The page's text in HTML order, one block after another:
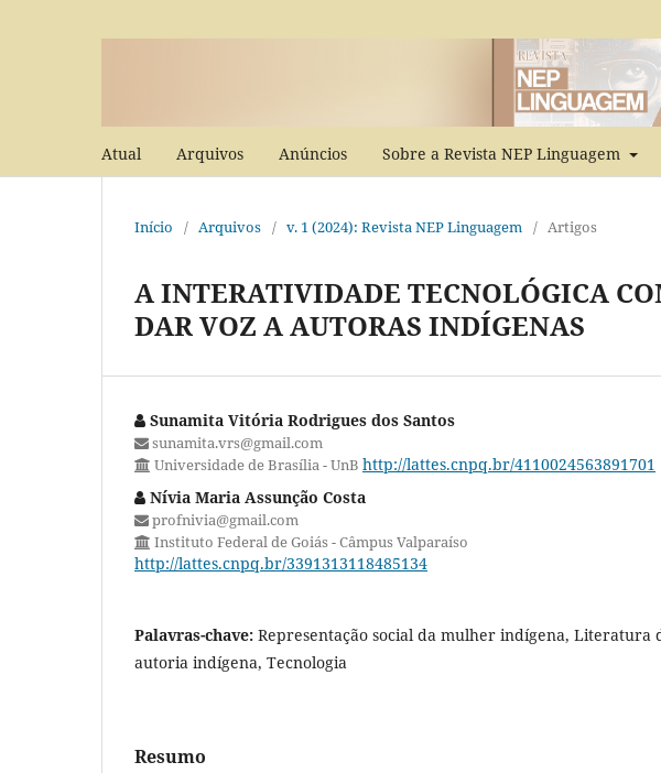
Atual Arquivos Anúncios Sobre a Revista NEP Linguagem
Início / Arquivos / v. 1 (2024): Revista NEP Linguagem / Artigos
A INTERATIVIDADE TECNOLÓGICA
DAR VOZ A AUTORAS INDÍGENAS
Sunamita Vitória Rodrigues dos Santos
sunamita.vrs@gmail.com
Universidade de Brasília - UnB http://lattes.cnpq.br/4110024563891701
Nívia Maria Assunção Costa
profnivia@gmail.com
Instituto Federal de Goiás - Câmpus Valparaíso
http://lattes.cnpq.br/3391313118485134
Palavras-chave: Representação social da mulher indígena, Literatura
autoria indígena, Tecnologia
Resumo